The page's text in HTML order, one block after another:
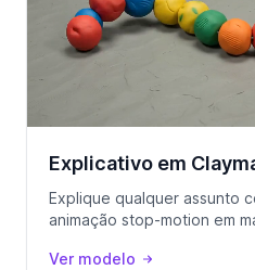
Explicativo em
Explique qualquer assunto
animação stop-motion em
Ver modelo